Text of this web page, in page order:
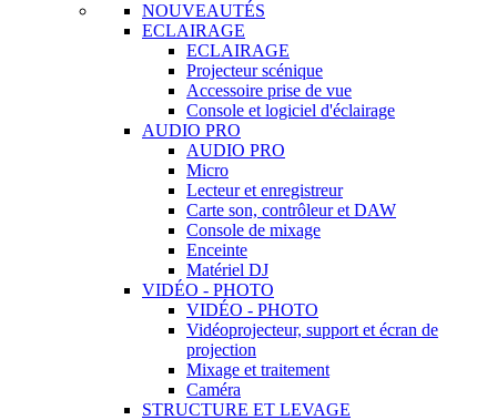
NOUVEAUTÉS
ECLAIRAGE
ECLAIRAGE
Projecteur scénique
Accessoire prise de vue
Console et logiciel d'éclairage
AUDIO PRO
AUDIO PRO
Micro
Lecteur et enregistreur
Carte son, contrôleur et DAW
Console de mixage
Enceinte
Matériel DJ
VIDÉO - PHOTO
VIDÉO - PHOTO
Vidéoprojecteur, support et écran de
projection
Mixage et traitement
Caméra
STRUCTURE ET LEVAGE